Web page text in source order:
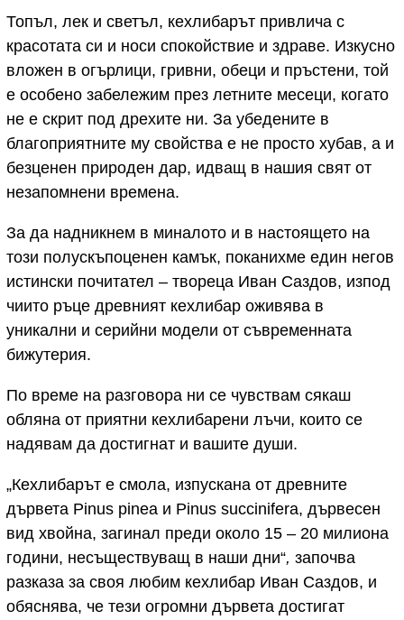
Топъл, лек и светъл, кехлибарът привлича с
красотата си и носи спокойствие и здраве. Изкусно
вложен в огърлици, гривни, обеци и пръстени, той
е особено забележим през летните месеци, когато
не е скрит под дрехите ни. За убедените в
благоприятните му свойства е не просто хубав, а и
безценен природен дар, идващ в нашия свят от
незапомнени времена.
За да надникнем в миналото и в настоящето на
този полускъпоценен камък, поканихме един негов
истински почитател – твореца Иван Саздов, изпод
чиито ръце древният кехлибар оживява в
уникални и серийни модели от съвременната
бижутерия.
По време на разговора ни се чувствам сякаш
обляна от приятни кехлибарени лъчи, които се
надявам да достигнат и вашите души.
„Кехлибарът е смола, изпускана от древните
дървета Pinus pinea и Pinus succinifera, дървесен
вид хвойна, загинал преди около 15 – 20 милиона
години, несъществуващ в наши дни“, започва
разказа за своя любим кехлибар Иван Саздов, и
обяснява, че тези огромни дървета достигат